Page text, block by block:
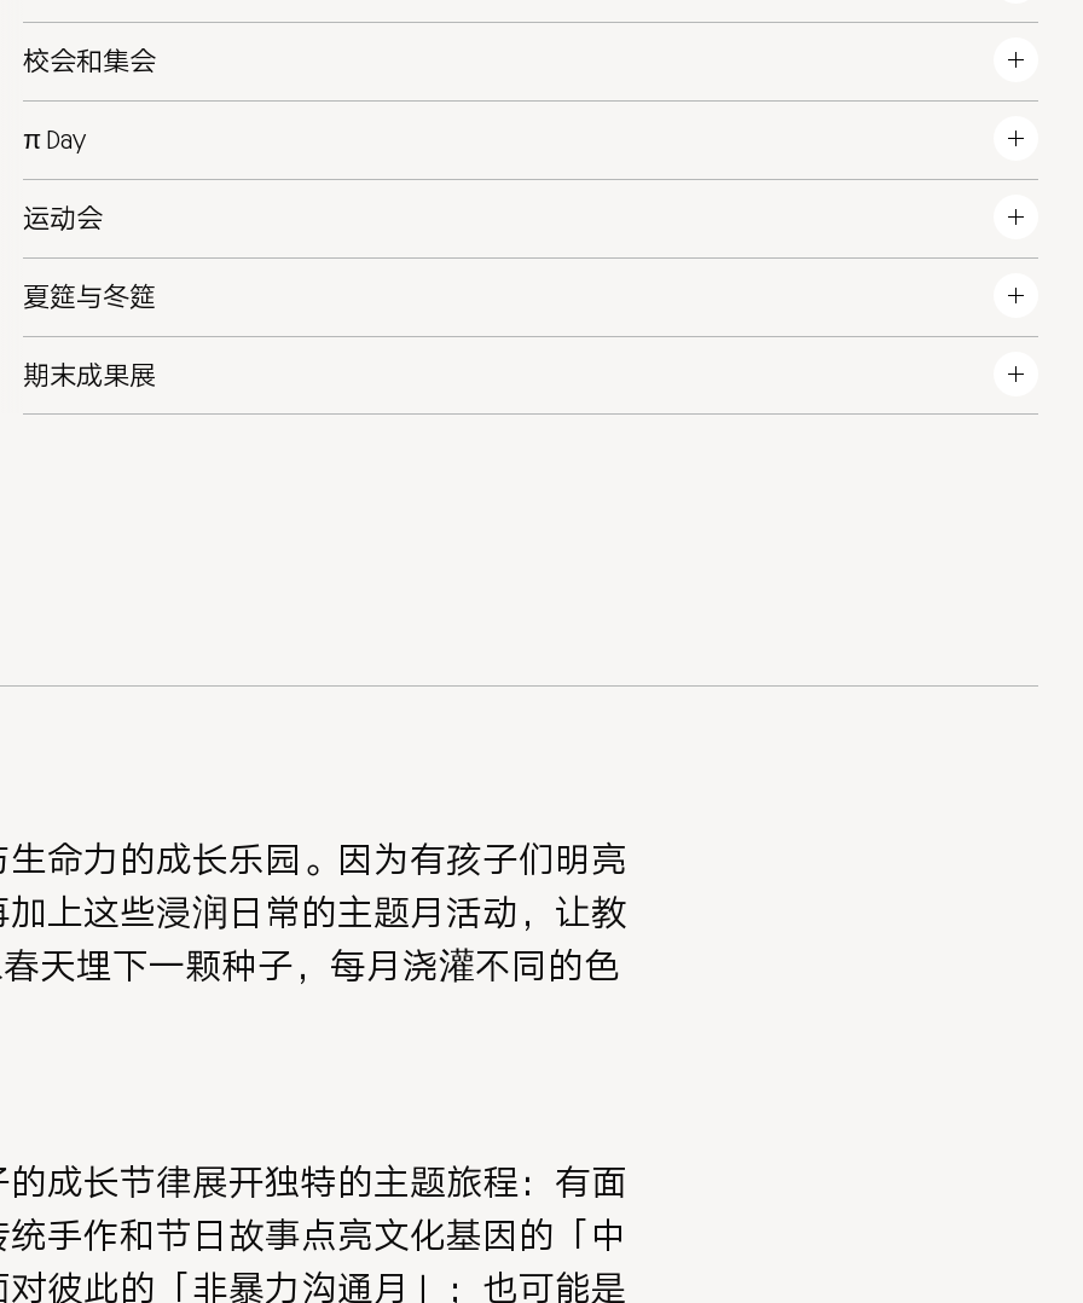
校会和集会
π Day
运动会
夏筵与冬筵
期末成果展
命力的成长乐园。因为有孩子们明亮
上这些浸润日常的主题月活动，让教
天埋下一颗种子，每月浇灌不同的色
成长节律展开独特的主题旅程：有面
手作和节日故事点亮文化基因的「中
彼此的「非暴力沟通月」；也可能是